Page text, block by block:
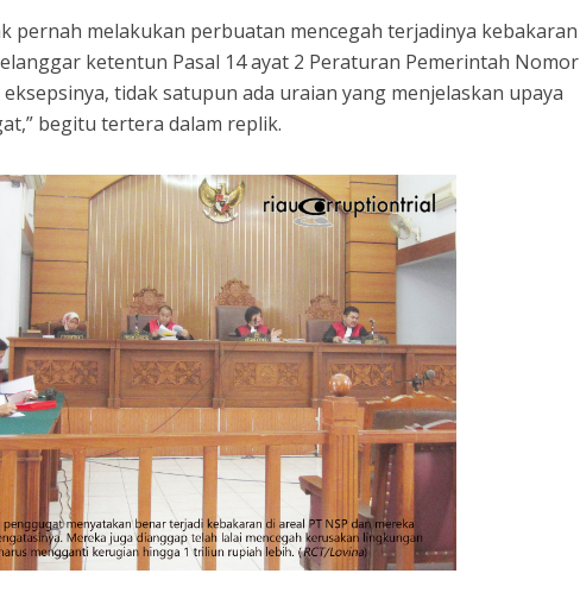
pernah melakukan perbuatan mencegah terjadinya kebakaran
ketentun Pasal 14 ayat 2 Peraturan Pemerintah Nomor
tidak satupun ada uraian yang menjelaskan upaya
begitu tertera dalam replik.